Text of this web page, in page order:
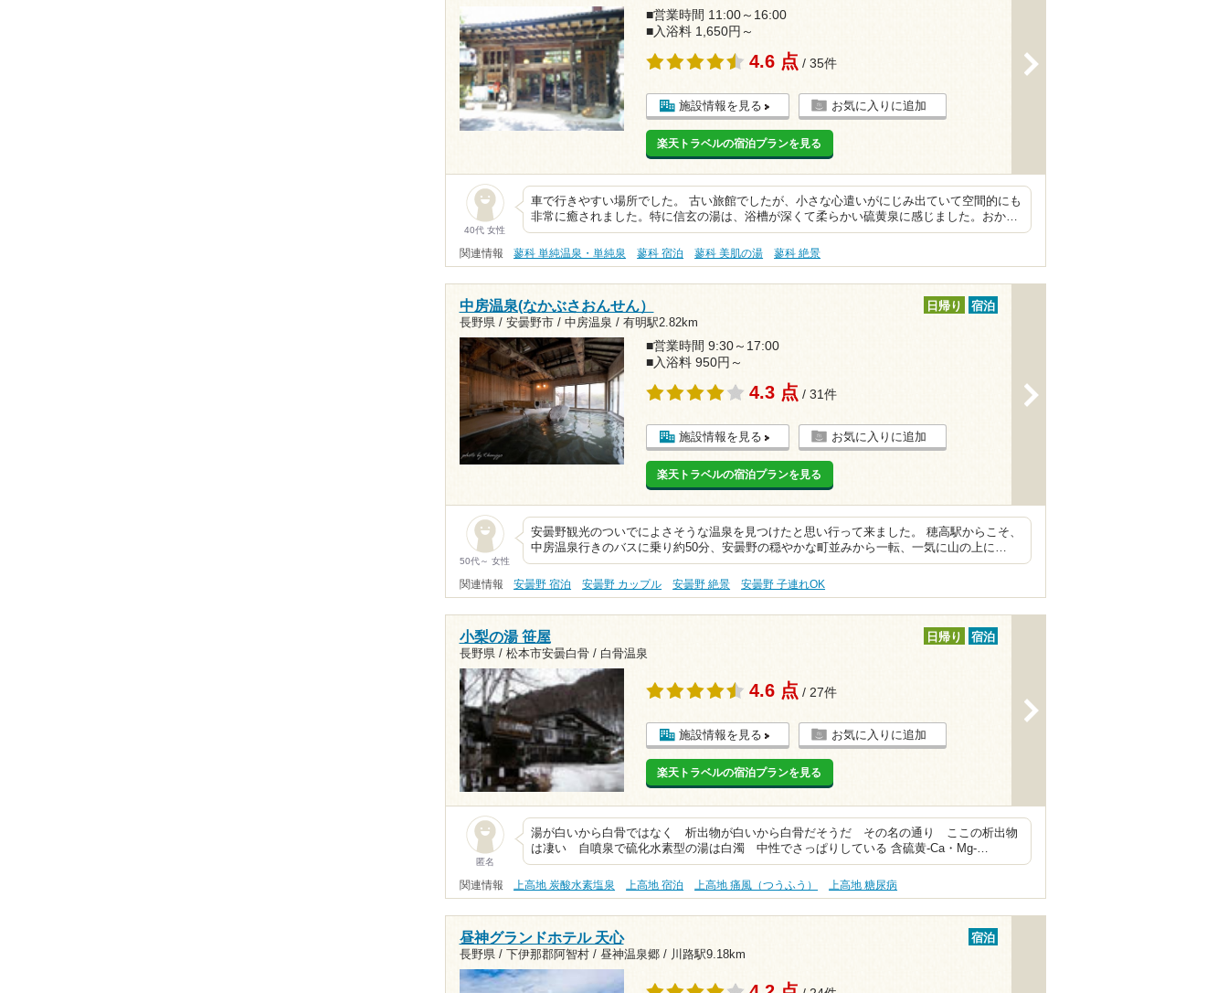
■営業時間 11:00～16:00
■入浴料 1,650円～
4.6 点 / 35件
施設情報を見る お気に入りに追加
楽天トラベルの宿泊プランを見る
40代 女性
車で行きやすい場所でした。 古い旅館でしたが、小さな心遣いがにじみ出ていて空間的にも
非常に癒されました。特に信玄の湯は、浴槽が深くて柔らかい硫黄泉に感じました。おか…
関連情報 蓼科 単純温泉・単純泉 蓼科 宿泊 蓼科 美肌の湯 蓼科 絶景
中房温泉(なかぶさおんせん）
長野県 / 安曇野市 / 中房温泉 / 有明駅2.82km
日帰り 宿泊
■営業時間 9:30～17:00
■入浴料 950円～
4.3 点 / 31件
施設情報を見る お気に入りに追加
楽天トラベルの宿泊プランを見る
50代～ 女性
安曇野観光のついでによさそうな温泉を見つけたと思い行って来ました。 穂高駅からこそ、
中房温泉行きのバスに乗り約50分、安曇野の穏やかな町並みから一転、一気に山の上に…
関連情報 安曇野 宿泊 安曇野 カップル 安曇野 絶景 安曇野 子連れOK
小梨の湯 笹屋
長野県 / 松本市安曇白骨 / 白骨温泉
日帰り 宿泊
4.6 点 / 27件
施設情報を見る お気に入りに追加
楽天トラベルの宿泊プランを見る
匿名
湯が白いから白骨ではなく 析出物が白いから白骨だそうだ その名の通り ここの析出物
は凄い 自噴泉で硫化水素型の湯は白濁 中性でさっぱりしている 含硫黄-Ca・Mg-…
関連情報 上高地 炭酸水素塩泉 上高地 宿泊 上高地 痛風（つうふう） 上高地 糖尿病
昼神グランドホテル 天心
長野県 / 下伊那郡阿智村 / 昼神温泉郷 / 川路駅9.18km
宿泊